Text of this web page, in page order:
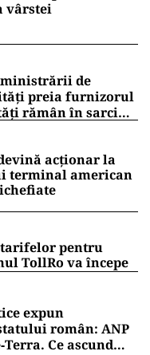
vârstei
de
preia furnizorul
rămân în sarcina
acționar la
terminal american
tarifelor pentru
TollRo va începe
expun
român: ANP
Ce ascund